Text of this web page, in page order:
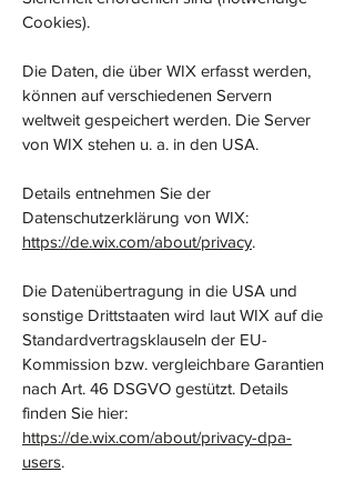
Cookies).
Die Daten, die über WIX erfasst werden,
können auf verschiedenen Servern
weltweit gespeichert werden. Die Server
von WIX stehen u. a. in den USA.
Details entnehmen Sie der
Datenschutzerklärung von WIX:
https://de.wix.com/about/privacy.
Die Datenübertragung in die USA und
sonstige Drittstaaten wird laut WIX auf die
Standardvertragsklauseln der EU-
Kommission bzw. vergleichbare Garantien
nach Art. 46 DSGVO gestützt. Details
finden Sie hier:
https://de.wix.com/about/privacy-dpa-
users.